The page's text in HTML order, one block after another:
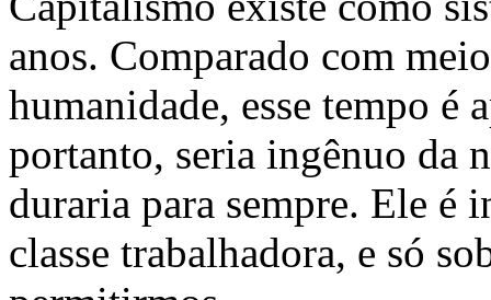
anos. Comparado com
humanidade, esse tempo é
portanto, seria ingênuo da
duraria para sempre. Ele é
classe trabalhadora, e só